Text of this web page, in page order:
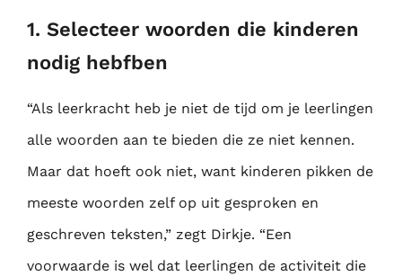
1. Selecteer woorden die kinderen
nodig hebfben
“Als leerkracht heb je niet de tijd om je leerlingen
alle woorden aan te bieden die ze niet kennen.
Maar dat hoeft ook niet, want kinderen pikken de
meeste woorden zelf op uit gesproken en
geschreven teksten,” zegt Dirkje. “Een
voorwaarde is wel dat leerlingen de activiteit die